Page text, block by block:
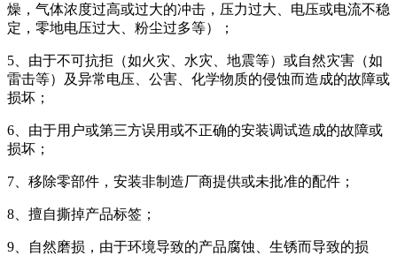
燥，气体浓度过高或过大的冲击，压力过大、电压或电流不稳
定，零地电压过大、粉尘过多等）；
5、由于不可抗拒（如火灾、水灾、地震等）或自然灾害（如
雷击等）及异常电压、公害、化学物质的侵蚀而造成的故障或
损坏；
6、由于用户或第三方误用或不正确的安装调试造成的故障或
损坏；
7、移除零部件，安装非制造厂商提供或未批准的配件；
8、擅自撕掉产品标签；
9、自然磨损，由于环境导致的产品腐蚀、生锈而导致的损